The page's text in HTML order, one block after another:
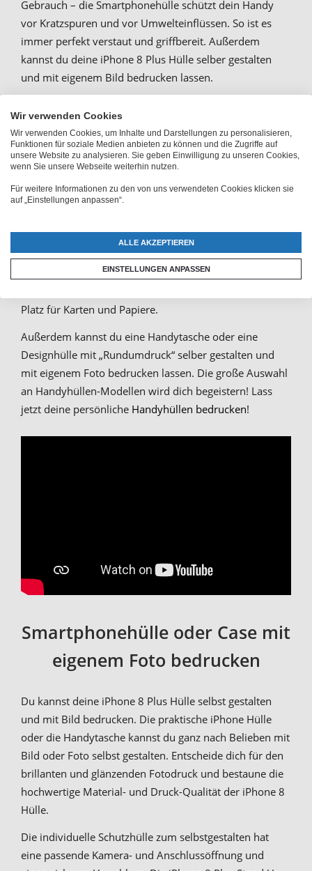
Gebrauch – die Smartphonehülle schützt dein Handy
vor Kratzspuren und vor Umwelteinflüssen. So ist es
immer perfekt verstaut und griffbereit. Außerdem
kannst du deine iPhone 8 Plus Hülle selber gestalten
und mit eigenem Bild bedrucken lassen.
Fotohülle oder Schutzhülle mit
eigenem Bild bedrucken
Personalisierte Handyhüllen sind nicht nur praktisch,
Magnetverschluss zählt zu den Klassikern unter den
Designs. Verstaue darin dein Smartphone, deinen
Ausweis und deine Kreditkarten. So kannst du deine
Platz für Karten und Papiere.
Außerdem kannst du eine Handytasche oder eine
Designhülle mit „Rundumdruck“ selber gestalten und
mit eigenem Foto bedrucken lassen. Die große Auswahl
an Handyhüllen-Modellen wird dich begeistern! Lass
jetzt deine persönliche Handyhüllen bedrucken!
Smartphonehülle oder Case mit
eigenem Foto bedrucken
Du kannst deine iPhone 8 Plus Hülle selbst gestalten
und mit Bild bedrucken. Die praktische iPhone Hülle
oder die Handytasche kannst du ganz nach Belieben mit
Bild oder Foto selbst gestalten. Entscheide dich für den
brillanten und glänzenden Fotodruck und bestaune die
hochwertige Material- und Druck-Qualität der iPhone 8
Hülle.
Die individuelle Schutzhülle zum selbstgestalten hat
eine passende Kamera- und Anschlussöffnung und
Wir verwenden Cookies
Wir verwenden Cookies, um Inhalte und Darstellungen zu personalisieren,
Funktionen für soziale Medien anbieten zu können und die Zugriffe auf
unsere Website zu analysieren. Sie geben Einwilligung zu unseren Cookies,
wenn Sie unsere Webseite weiterhin nutzen.
Für weitere Informationen zu den von uns verwendeten Cookies klicken sie
auf „Einstellungen anpassen“.
ALLE AKZEPTIEREN
EINSTELLUNGEN ANPASSEN